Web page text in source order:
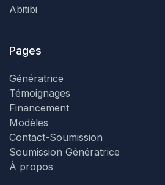
Abitibi
Pages
Génératrice
Témoignages
Financement
Modèles
Contact-Soumission
Soumission Génératrice
À propos